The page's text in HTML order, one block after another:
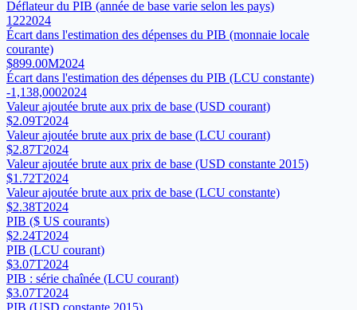
Déflateur du PIB (année de base varie selon les pays)
1222024
Écart dans l'estimation des dépenses du PIB (monnaie locale
courante)
$899.00M2024
Écart dans l'estimation des dépenses du PIB (LCU constante)
-1,138,0002024
Valeur ajoutée brute aux prix de base (USD courant)
$2.09T2024
Valeur ajoutée brute aux prix de base (LCU courant)
$2.87T2024
Valeur ajoutée brute aux prix de base (USD constante 2015)
$1.72T2024
Valeur ajoutée brute aux prix de base (LCU constante)
$2.38T2024
PIB ($ US courants)
$2.24T2024
PIB (LCU courant)
$3.07T2024
PIB : série chaînée (LCU courant)
$3.07T2024
PIB (USD constante 2015)